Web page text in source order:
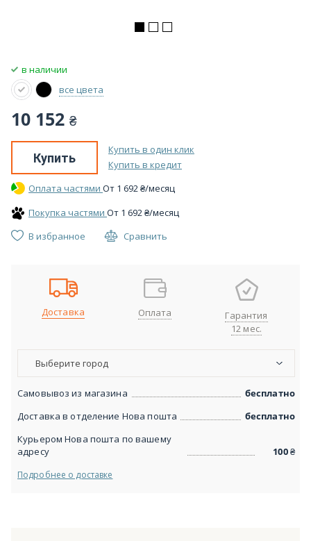
в наличии
все цвета
10 152 ₴
Купить
Купить в один клик
Купить в кредит
Оплата частями От 1 692₴/месяц
Покупка частями От 1 692₴/месяц
В избранное
Сравнить
Доставка Оплата
Гарантия
12 мес.
Выберите город
Самовывоз из магазина
бесплатно
Доставка в отделение Нова пошта
бесплатно
Курьером Нова пошта по вашему
адресу
100₴
Подробнее о доставке